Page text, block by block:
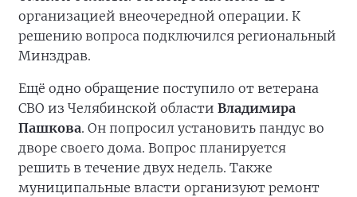
организацией внеочередной операции. К
решению вопроса подключился региональный
Минздрав.
Ещё одно обращение поступило от ветерана
СВО из Челябинской области Владимира
Пашкова. Он попросил установить пандус во
дворе своего дома. Вопрос планируется
решить в течение двух недель. Также
муниципальные власти организуют ремонт